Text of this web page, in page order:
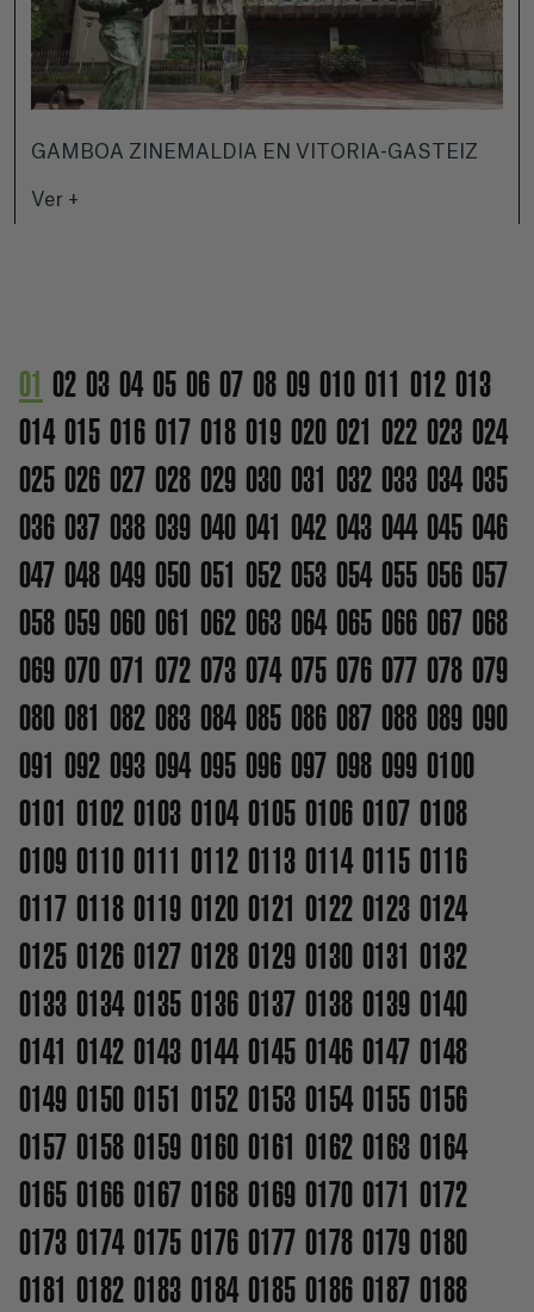
GAMBOA ZINEMALDIA EN VITORIA-GASTEIZ
Ver +
01 02 03 04 05 06 07 08 09 010 011 012 013
014 015 016 017 018 019 020 021 022 023 024
025 026 027 028 029 030 031 032 033 034 035
036 037 038 039 040 041 042 043 044 045 046
047 048 049 050 051 052 053 054 055 056 057
058 059 060 061 062 063 064 065 066 067 068
069 070 071 072 073 074 075 076 077 078 079
080 081 082 083 084 085 086 087 088 089 090
091 092 093 094 095 096 097 098 099 0100
0101 0102 0103 0104 0105 0106 0107 0108
0109 0110 0111 0112 0113 0114 0115 0116
0117 0118 0119 0120 0121 0122 0123 0124
0125 0126 0127 0128 0129 0130 0131 0132
0133 0134 0135 0136 0137 0138 0139 0140
0141 0142 0143 0144 0145 0146 0147 0148
0149 0150 0151 0152 0153 0154 0155 0156
0157 0158 0159 0160 0161 0162 0163 0164
0165 0166 0167 0168 0169 0170 0171 0172
0173 0174 0175 0176 0177 0178 0179 0180
0181 0182 0183 0184 0185 0186 0187 0188